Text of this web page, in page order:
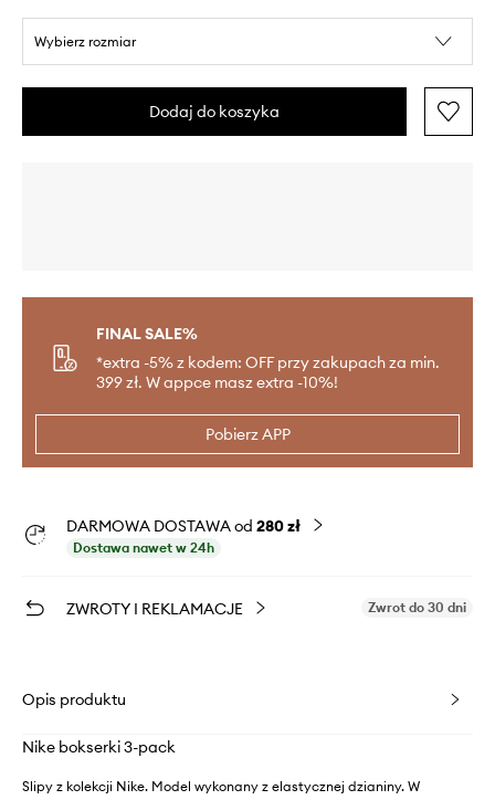
Wybierz rozmiar
Dodaj do koszyka
FINAL SALE%
*extra -5% z kodem: OFF przy zakupach za min.
399 zł. W appce masz extra -10%!
Pobierz APP
DARMOWA DOSTAWA od 280 zł
Dostawa nawet w 24h
ZWROTY I REKLAMACJE Zwrot do 30 dni
Opis produktu
Nike bokserki 3-pack
Slipy z kolekcji Nike. Model wykonany z elastycznej dzianiny. W